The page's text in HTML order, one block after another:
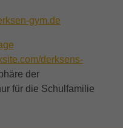
gym.de
derksens-
der
für die Schulfamilie